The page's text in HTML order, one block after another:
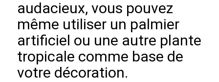
audacieux, vous pouvez
même utiliser un palmier
artificiel ou une autre plante
tropicale comme base de
votre décoration.